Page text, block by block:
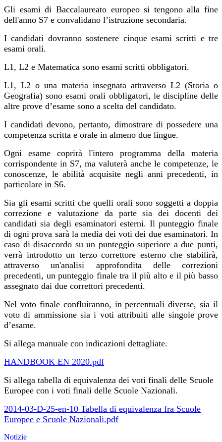
Gli esami di Baccalaureato europeo si tengono alla fine
dell'anno S7 e convalidano l’istruzione secondaria.
I candidati dovranno sostenere cinque esami scritti e tre
esami orali.
L1, L2 e Matematica sono esami scritti obbligatori.
L1, L2 o una materia insegnata attraverso L2 (Storia o
Geografia) sono esami orali obbligatori, le discipline delle
altre prove d’esame sono a scelta del candidato.
I candidati devono, pertanto, dimostrare di possedere una
competenza scritta e orale in almeno due lingue.
Ogni esame coprirà l'intero programma della materia
corrispondente in S7, ma valuterà anche le competenze, le
conoscenze, le abilità acquisite negli anni precedenti, in
particolare in S6.
Sia gli esami scritti che quelli orali sono soggetti a doppia
correzione e valutazione da parte sia dei docenti dei
candidati sia degli esaminatori esterni. Il punteggio finale
di ogni prova sarà la media dei voti dei due esaminatori. In
caso di disaccordo su un punteggio superiore a due punti,
verrà introdotto un terzo correttore esterno che stabilirà,
attraverso un'analisi approfondita delle correzioni
precedenti, un punteggio finale tra il più alto e il più basso
assegnato dai due correttori precedenti.
Nel voto finale confluiranno, in percentuali diverse, sia il
voto di ammissione sia i voti attribuiti alle singole prove
d’esame.
Si allega manuale con indicazioni dettagliate.
HANDBOOK EN 2020.pdf
Si allega tabella di equivalenza dei voti finali delle Scuole
Europee con i voti finali delle Scuole Nazionali.
2014-03-D-25-en-10 Tabella di equivalenza fra Scuole
Europee e Scuole Nazionali.pdf
Notizie